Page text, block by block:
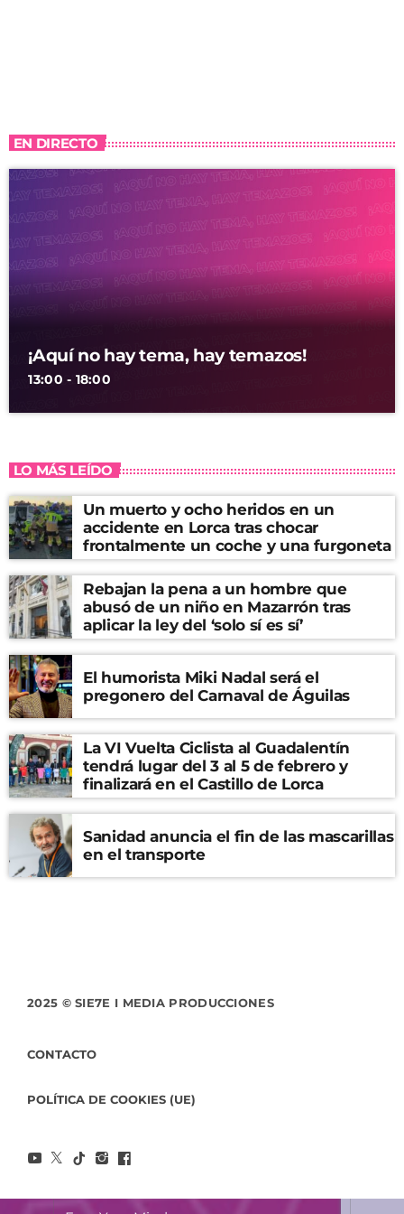
EN DIRECTO
¡Aquí no hay tema, hay temazos!
13:00 - 18:00
LO MÁS LEÍDO
Un muerto y ocho heridos en un
accidente en Lorca tras chocar
frontalmente un coche y una furgoneta
Rebajan la pena a un hombre que
abusó de un niño en Mazarrón tras
aplicar la ley del ‘solo sí es sí’
El humorista Miki Nadal será el
pregonero del Carnaval de Águilas
La VI Vuelta Ciclista al Guadalentín
tendrá lugar del 3 al 5 de febrero y
finalizará en el Castillo de Lorca
Sanidad anuncia el fin de las mascarillas
en el transporte
2025 © SIE7E I MEDIA PRODUCCIONES
CONTACTO
POLÍTICA DE COOKIES (UE)